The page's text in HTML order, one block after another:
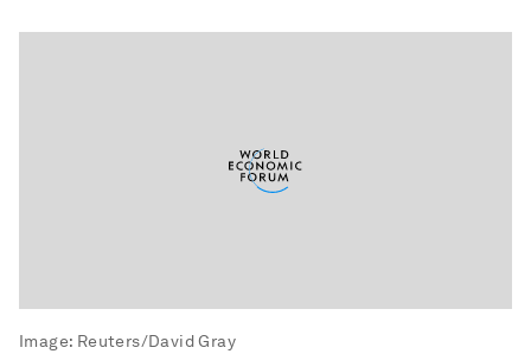
Image: Reuters/David Gray